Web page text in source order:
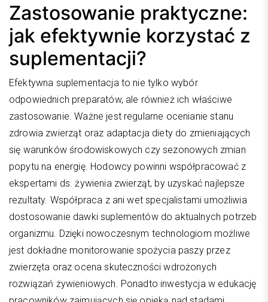
Zastosowanie praktyczne:
jak efektywnie korzystać z
suplementacji?
Efektywna suplementacja to nie tylko wybór
odpowiednich preparatów, ale również ich właściwe
zastosowanie. Ważne jest regularne ocenianie stanu
zdrowia zwierząt oraz adaptacja diety do zmieniających
się warunków środowiskowych czy sezonowych zmian
popytu na energię. Hodowcy powinni współpracować z
ekspertami ds. żywienia zwierząt, by uzyskać najlepsze
rezultaty. Współpraca z ani wet specjalistami umożliwia
dostosowanie dawki suplementów do aktualnych potrzeb
organizmu. Dzięki nowoczesnym technologiom możliwe
jest dokładne monitorowanie spożycia paszy przez
zwierzęta oraz ocena skuteczności wdrożonych
rozwiązań żywieniowych. Ponadto inwestycja w edukację